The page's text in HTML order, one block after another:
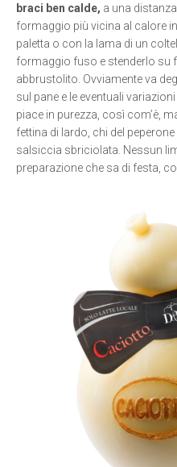
braci ben calde, a una
formaggio più vicina al calore
paletta o con la lama di un
formaggio fuso e stenderlo su
abbrustolito. Ovviamente va
sul pane e le eventuali
piace in purezza, così com’è,
fettina di lardo, chi del
salsiccia sbriciolata. Nessun
preparazione che sa di festa,